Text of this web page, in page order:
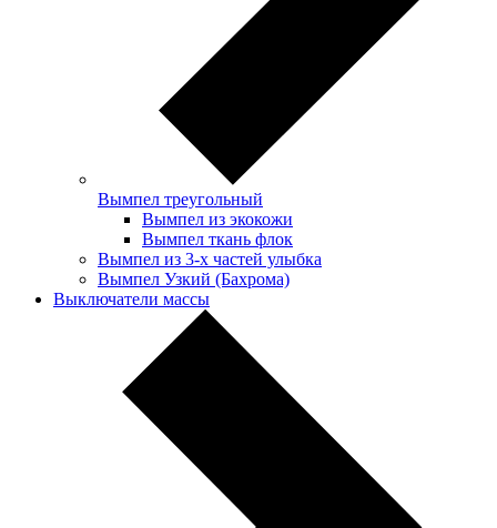
Вымпел треугольный
Вымпел из экокожи
Вымпел ткань флок
Вымпел из 3-х частей улыбка
Вымпел Узкий (Бахрома)
Выключатели массы